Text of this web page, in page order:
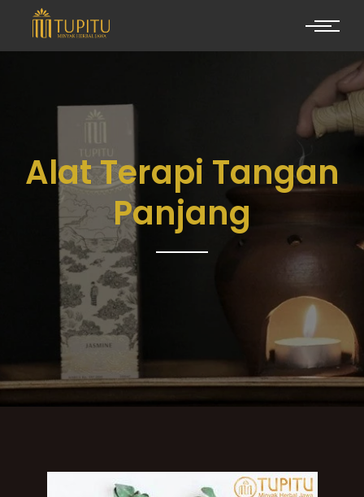
Alat Terapi Tangan
Panjang